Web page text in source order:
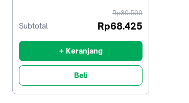
harga
sebelum
Rp80.500
Subtotal Rp68.425
+ Keranjang
Beli